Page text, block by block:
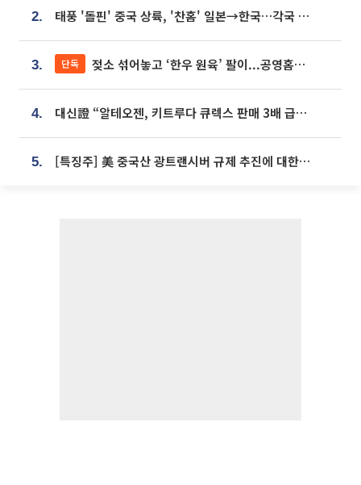
2. 태풍 '돌핀' 중국 상륙, '찬홈' 일본→한국…각국 기상청 예상 경로는?
3. 단독 젖소 섞어놓고 ‘한우 원육’ 팔이...공영홈쇼핑 표기·검증 구멍
4. 대신證 “알테오젠, 키트루다 큐렉스 판매 3배 급증…목표가 41만원 상향”
5. [특징주] 美 중국산 광트랜시버 규제 추진에 대한광통신 등 광통신株 강세